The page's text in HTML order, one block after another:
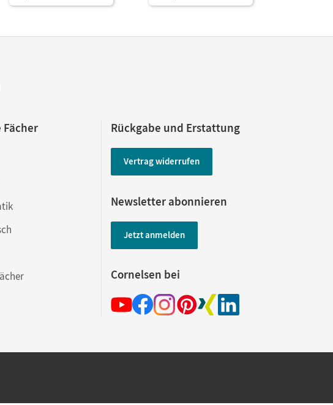
Rückgabe und Erstattung
Vertrag widerrufen
Newsletter abonnieren
Jetzt anmelden
Cornelsen bei